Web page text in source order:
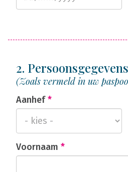
2.
(Zoals vermeld in uw
Aanhef*
Voornaam *